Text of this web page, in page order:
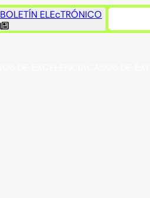
BOLETÍN ELEcTRÓNICO Buscar